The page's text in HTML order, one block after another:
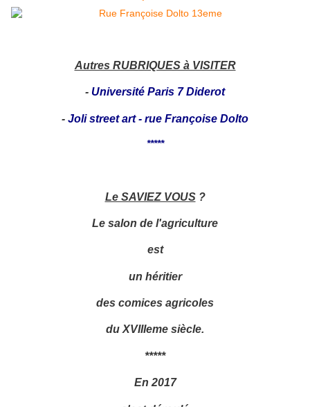
Autres RUBRIQUES à VISITER
- Université Paris 7 Diderot
- Joli street art - rue Françoise Dolto
*****
Le SAVIEZ VOUS?
Le salon de l'agriculture
est
un héritier
des comices agricoles
du XVIIIeme siècle.
*****
En 2017